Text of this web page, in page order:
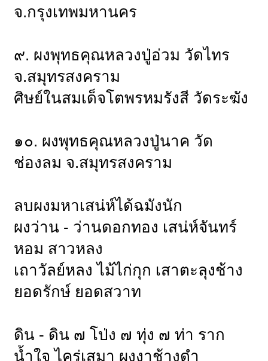
จ.กรุงเทพมหานคร
๙. ผงพุทธคุณหลวงปู่อ่วม วัดไทร
จ.สมุทรสงคราม
ศิษย์ในสมเด็จโตพรหมรังสี วัดระฆัง
๑๐. ผงพุทธคุณหลวงปู่นาค วัด
ช่องลม จ.สมุทรสงคราม
ลบผงมหาเสน่ห์ได้ฉมังนัก
ผงว่าน - ว่านดอกทอง เสน่ห์จันทร์
หอม สาวหลง
เถาวัลย์หลง ไม้ไก่กุก เสาตะลุงช้าง
ยอดรักษ์ ยอดสวาท
ดิน - ดิน ๗ โป่ง ๗ ทุ่ง ๗ ท่า ราก
น้ำใจ ไคร่เสมา ผงงาช้างดำ